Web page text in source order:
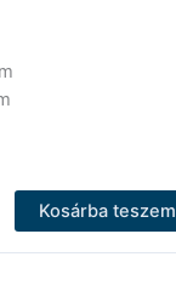
Kosárba teszem